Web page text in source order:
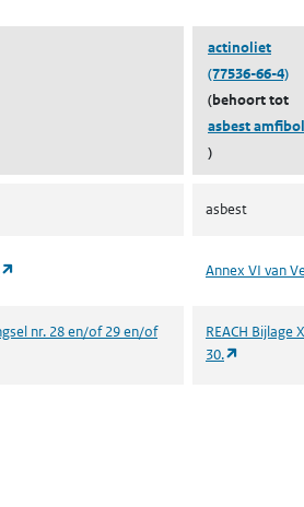
actinoliet
(77536-66-4)
(behoort tot
asbest
)
asbest
Annex VI van
nr. 28 en/of 29 en/of
REACH
30.